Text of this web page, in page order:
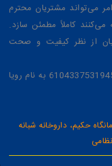
می‌تواند مشتریان محترم
کاملاً مطمئن سازد.
از نظر کیفیت و صحت
شماره کارت جهت خرید محصولات : 6104337531945416 به نام رویا
حکیم، داروخانه شبانه